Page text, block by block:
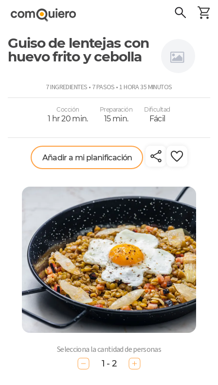
Guiso de lentejas con
huevo frito y cebolla
7 INGREDIENTES • 7 PASOS • 1 HORA 35 MINUTOS
Cocción
1 hr 20 min.
Preparación
15 min.
Dificultad
Fácil
Añadir a mi planificación
Selecciona la cantidad de personas
1 - 2